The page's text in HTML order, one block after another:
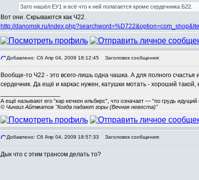
Зато нашёл ЕУ1 и всё что к ней полагается кроме сердечника Б22.
Вот они. Скрываются как Ч22.
http://danomsk.ru/
Добавлено: Сб Апр 04, 2009 18:12:45 Заголовок сообщения:
Вообще-то Ч22 - это всего-лишь одна чашка. А для полного счастья
сердечник. Да ещё и каркас нужен, катушки мотать - хороший
А ещё называют его “кар кечкен ильбирс”, что означает — “по грудь идущий
© Чингиз Айтматов "Когда падают горы (Вечная невеста)"
Добавлено: Сб Апр 04, 2009 18:57:33 Заголовок сообщения:
Дык что с этим трансом делать то?